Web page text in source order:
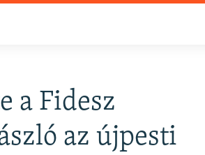
a Fidesz
az újpesti